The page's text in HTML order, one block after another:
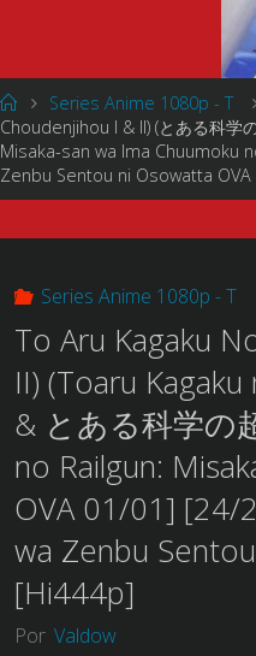
Página
de
Inicio
Series Anime 1080p - T
Choudenjihou I & II) (とある科学
Misaka-san wa Ima Chuumoku
Zenbu Sentou ni Osowatta
Series Anime 1080p - T
To Aru Kagaku
II) (Toaru
& とある科学の
no Railgun:
OVA 01/01] [24/
wa Zenbu
[Hi444p]
Por Valdow